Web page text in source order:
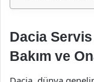
Dacia
Bakım ve